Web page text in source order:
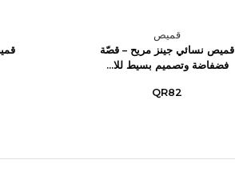
قميص
قميص نسائي جينز مريح – قصّة
فضفاضة وتصميم بسيط للا...
QR82